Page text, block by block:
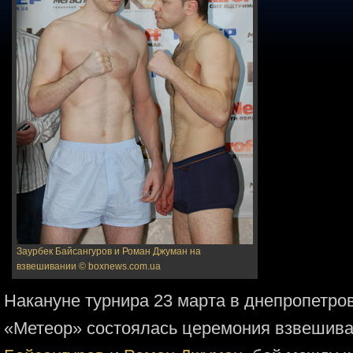
Заурбек Байсангуров и Роман Джуман на
взвешивании © boxnews.com.ua
Накануне турнира 23 марта в
«Метеор» состоялась церемония